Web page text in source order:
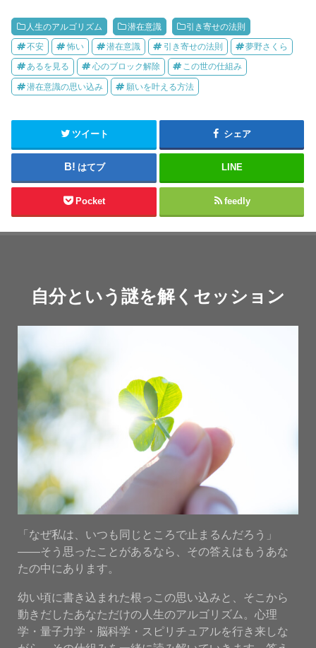
人生のアルゴリズム 潜在意識 引き寄せの法則
不安 怖い 潜在意識 引き寄せの法則 夢野さくら
あるを見る 心のブロック解除 この世の仕組み
潜在意識の思い込み 願いを叶える方法
ツイート シェア
はてブ LINE
Pocket feedly
自分という謎を解くセッション
「なぜ私は、いつも同じところで止まるんだろう」
——そう思ったことがあるなら、その答えはもうあな
たの中にあります。
幼い頃に書き込まれた根っこの思い込みと、そこから
動きだしたあなただけの人生のアルゴリズム。心理
学・量子力学・脳科学・スピリチュアルを行き来しな